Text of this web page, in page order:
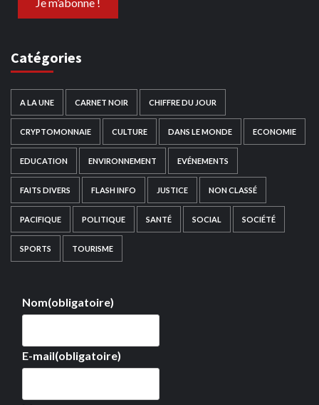
Catégories
A LA UNE CARNET NOIR CHIFFRE DU JOUR
CRYPTOMONNAIE CULTURE DANS LE MONDE ECONOMIE
EDUCATION ENVIRONNEMENT EVÉNEMENTS
FAITS DIVERS FLASH INFO JUSTICE NON CLASSÉ
PACIFIQUE POLITIQUE SANTÉ SOCIAL SOCIÉTÉ
SPORTS TOURISME
Nom(obligatoire)
E-mail(obligatoire)